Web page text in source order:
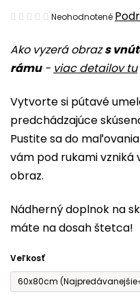
Ako vyzerá obrazs
rámu- viac detailov tu
Vytvorte si pútavé
predchádzajúce
Pustite sa do
vám pod rukami
obraz.
Nádherný doplnok na
máte na dosah štetca!
Veľkosť
60x80cm
Priemerné
produktu
je
z
5
hviezdičiek.
Neohodnotené